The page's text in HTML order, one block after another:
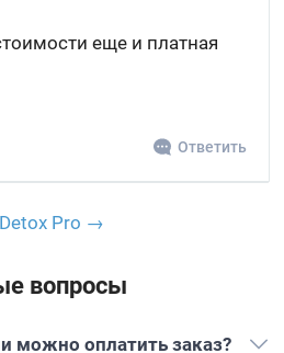
еще и платная
Ответить
Pro →
вопросы
можно оплатить заказ?